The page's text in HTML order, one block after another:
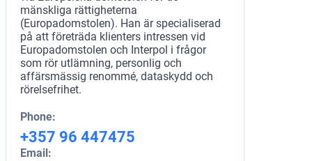
mänskliga rättigheterna
(Europadomstolen). Han är specialiserad
på att företräda klienters intressen vid
Europadomstolen och Interpol i frågor
som rör utlämning, personlig och
affärsmässig renommé, dataskydd och
rörelsefrihet.
Phone:
+357 96 447475
Email: